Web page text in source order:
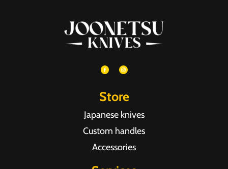
Store
Japanese knives
Custom handles
Accessories